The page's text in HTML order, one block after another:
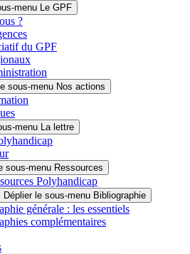
menu Le GPF
?
du GPF
sous-menu Nos actions
menu La lettre
sous-menu Ressources
Polyhandicap
Déplier le sous-menu Bibliographie
générale : les essentiels
complémentaires